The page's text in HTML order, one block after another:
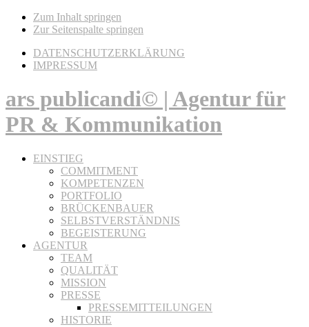
Zum Inhalt springen
Zur Seitenspalte springen
DATENSCHUTZERKLÄRUNG
IMPRESSUM
ars publicandi© | Agentur für
PR & Kommunikation
EINSTIEG
COMMITMENT
KOMPETENZEN
PORTFOLIO
BRÜCKENBAUER
SELBSTVERSTÄNDNIS
BEGEISTERUNG
AGENTUR
TEAM
QUALITÄT
MISSION
PRESSE
PRESSEMITTEILUNGEN
HISTORIE